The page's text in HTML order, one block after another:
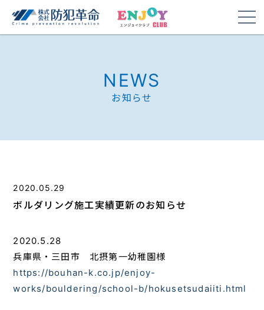
NEWS
お知らせ
2020.05.29
ボルダリング施工実績更新のお知らせ
2020.5.28
兵庫県・三田市 北摂第一幼稚園様
https://bouhan-k.co.jp/enjoy-
works/bouldering/school-b/hokusetsudaiiti.html